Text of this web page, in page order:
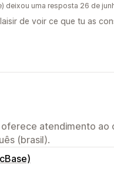
deixou uma resposta 26 de
de voir ce que tu as
atendimento ao
(brasil).